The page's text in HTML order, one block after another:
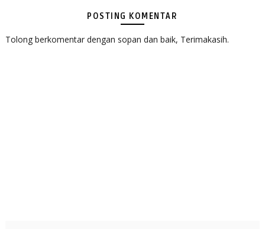
POSTING KOMENTAR
Tolong berkomentar dengan sopan dan baik, Terimakasih.